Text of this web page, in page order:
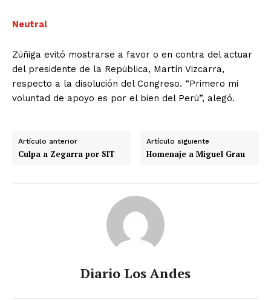
Neutral
Zúñiga evitó mostrarse a favor o en contra del actuar
del presidente de la República, Martín Vizcarra,
respecto a la disolución del Congreso. “Primero mi
voluntad de apoyo es por el bien del Perú”, alegó.
Artículo anterior
Culpa a Zegarra por SIT
Artículo siguiente
Homenaje a Miguel Grau
Diario Los Andes